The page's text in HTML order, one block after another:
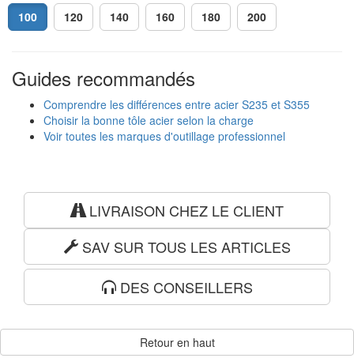
100 120 140 160 180 200
Guides recommandés
Comprendre les différences entre acier S235 et S355
Choisir la bonne tôle acier selon la charge
Voir toutes les marques d'outillage professionnel
LIVRAISON CHEZ LE CLIENT
SAV SUR TOUS LES ARTICLES
DES CONSEILLERS
Retour en haut